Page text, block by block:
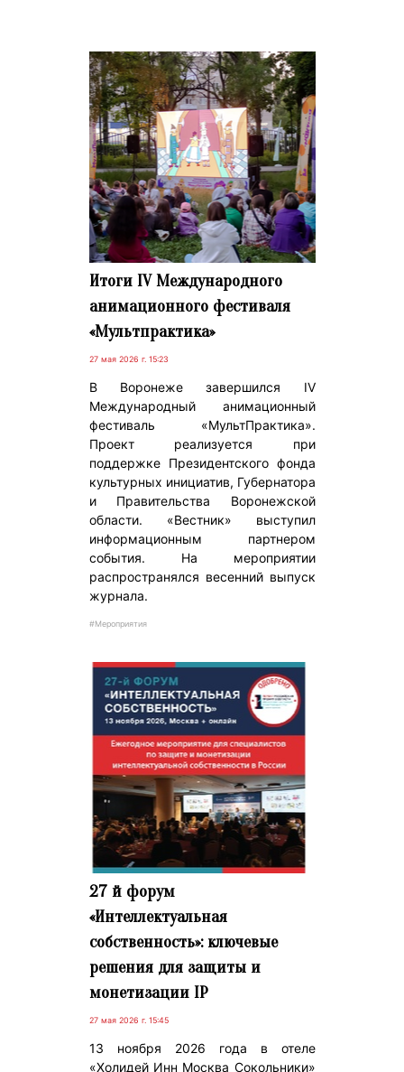
Итоги IV Международного
анимационного фестиваля
«Мультпрактика»
27 мая 2026 г. 15:23
В Воронеже завершился IV
Международный анимационный
фестиваль «МультПрактика».
Проект реализуется при
поддержке Президентского фонда
культурных инициатив, Губернатора
и Правительства Воронежской
области. «Вестник» выступил
информационным партнером
события. На мероприятии
распространялся весенний выпуск
журнала.
#Мероприятия
27 й форум
«Интеллектуальная
собственность»: ключевые
решения для защиты и
монетизации IP
27 мая 2026 г. 15:45
13 ноября 2026 года в отеле
«Холидей Инн Москва Сокольники»